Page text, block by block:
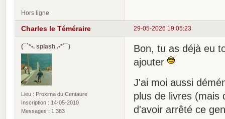
Hors ligne
29-05-2026 19:05:23
Charles le Téméraire
(¯`*•. splash .•*´¯)
Lieu : Proxima du Centaure
Inscription : 14-05-2010
Messages : 1 383
Bon, tu as déjà eu
ajouter
J'ai moi aussi
plus de livres (mais
d'avoir arrêté ce